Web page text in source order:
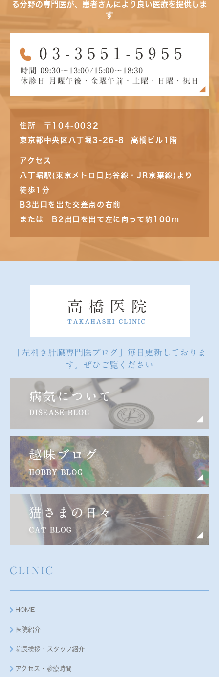
る分野の専門医が、患者さんにより良い医療を提供しま
す
住所 〒104-0032
東京都中央区八丁堀3-26-8 高橋ビル1階
アクセス
八丁堀駅(東京メトロ日比谷線・JR京葉線)より
徒歩1分
B3出口を出た交差点の右前
または B2出口を出て左に向って約100m
「左利き肝臓専門医ブログ」毎日更新しておりま
す。ぜひご覧ください
CLINIC
HOME
医院紹介
院長挨拶・スタッフ紹介
アクセス・診療時間